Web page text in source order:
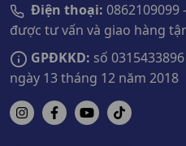
Điện thoại: 0862109099
được tư vấn và giao hàng
GPĐKKD: số
ngày 13 tháng 12 năm 2018